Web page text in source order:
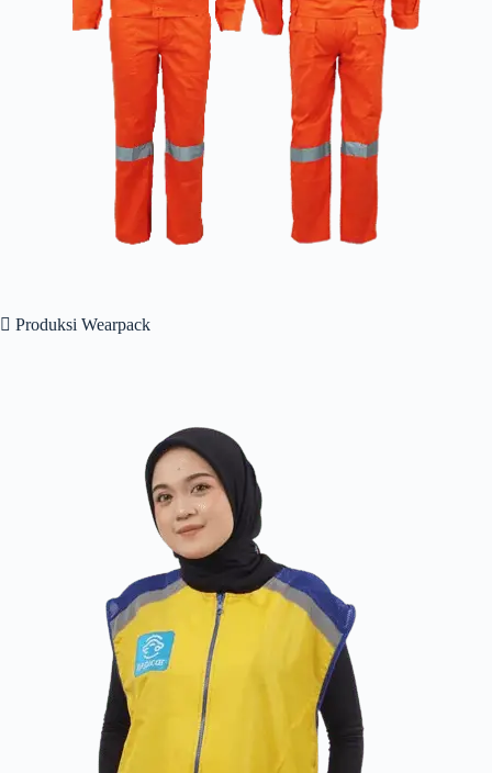
 Produksi Wearpack